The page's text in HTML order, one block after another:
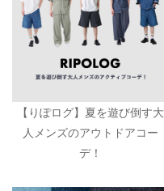
【りぽログ】夏を遊び倒す大
人メンズのアウトドアコー
デ！